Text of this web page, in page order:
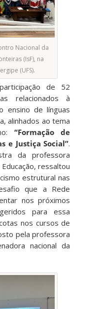
Nacional da
(IsF), na
(UFS).
de 52
relacionados à
ensino de línguas
alinhados ao tema
“Formação de
e Justiça Social”.
da professora
ressaltou
estrutural nas
que a Rede
nos próximos
para essa
nos cursos de
pela professora
nacional da